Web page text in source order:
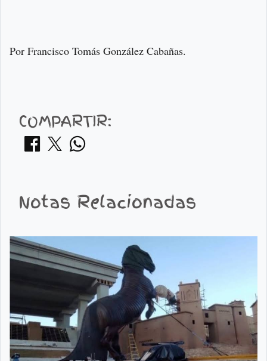
Por Francisco Tomás González Cabañas.
COMPARTIR:
Notas Relacionadas